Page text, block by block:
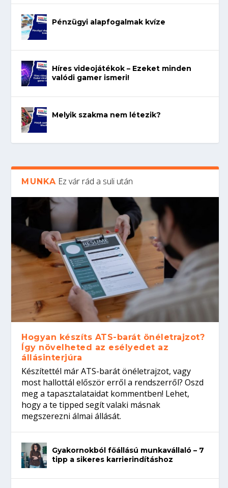
Pénzügyi alapfogalmak kvíze
Híres videojátékok – Ezeket minden
valódi gamer ismeri!
Melyik szakma nem létezik?
MUNKA Ez vár rád a suli után
Hogyan készíts ATS-barát önéletrajzot?
Így növelheted az esélyedet az
állásinterjúra
Készítettél már ATS-barát önéletrajzot, vagy
most hallottál először erről a rendszerről? Oszd
meg a tapasztalataidat kommentben! Lehet,
hogy a te tipped segít valaki másnak
megszerezni álmai állását.
Gyakornokból főállású munkavállaló – 7
tipp a sikeres karrierindításhoz